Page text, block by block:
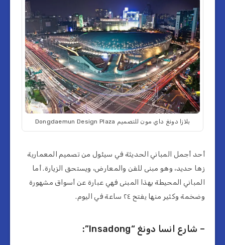
بلازا دونغ داي مون للتصميم Dongdaemun Design Plaza
أحد أجمل المباني الحديثة في سيئول من تصميم المعمارية
زها حديد، وهو مبنى للفن والمعارض، ويستحق الزيارة. أما
المباني المحيطة بهذا المبنى فهي عبارة عن أسواق مشهورة
وضخمة وكثير منها يفتح ٢٤ ساعة في اليوم.
– شارع انسا دونغ “Insadong”: